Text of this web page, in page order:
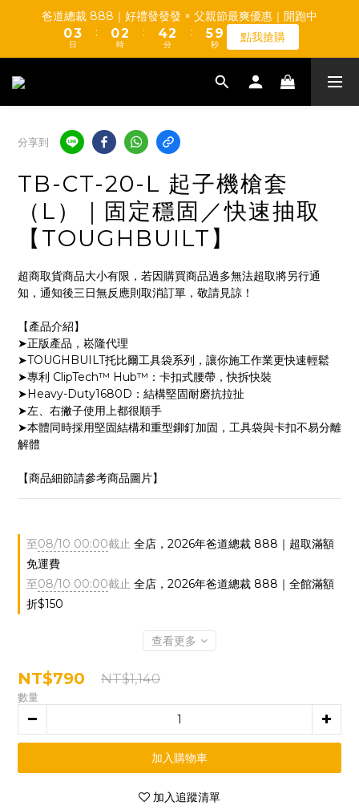
【TUMAX】通風衣套組 高CP值平價首選 d(d＇∀＇)
02
1
0
0
2
1
0
0
3
2
1
7
6
5
3
爸道總裁 888｜好禮發發發 × 父親節最爽優惠｜開跑中
1
0
4
3
2
日
:
1
0
3
2
1
時
:
5
4
3
0
3
2
1
分
:
6
5
4
1
9
8
6
5
1
0
秒
點我搶購
【TUMAX】通風衣套組 高CP值平價首選 d(d＇∀＇)
分享到
TB-CT-20-L 起子機槍套
（L）｜固定穩固／快速抽取
【TOUGHBUILT】
超商取貨商品大小有限，若因購買商品過多無法超取將另行通
知，通知後三日無反應則取消訂單，敬請見諒！
【產品介紹】
➤正版產品，崧隆代理
➤TOUGHBUILT托比爾工具袋系列，讓你施工作業更快速輕鬆
➤專利 ClipTech™ Hub™：卡扣式腰帶，快拆快裝
➤Heavy-Duty1680D：結構堅固耐磨抗拉扯
➤左、右撇子使用上都很順手
➤本體同時採用堅固結構和重型鉚釘加固，工具袋與卡扣不易分離
解體
【商品細節請參考商品圖片】
至08/10 00:00截止 全店，2026年爸道總裁 888｜超取滿額
免運費
至08/10 00:00截止 全店，2026年爸道總裁 888｜全館滿額
折$150
查看更多
NT$790 NT$1,140
數量
加入購物車
加入追蹤清單